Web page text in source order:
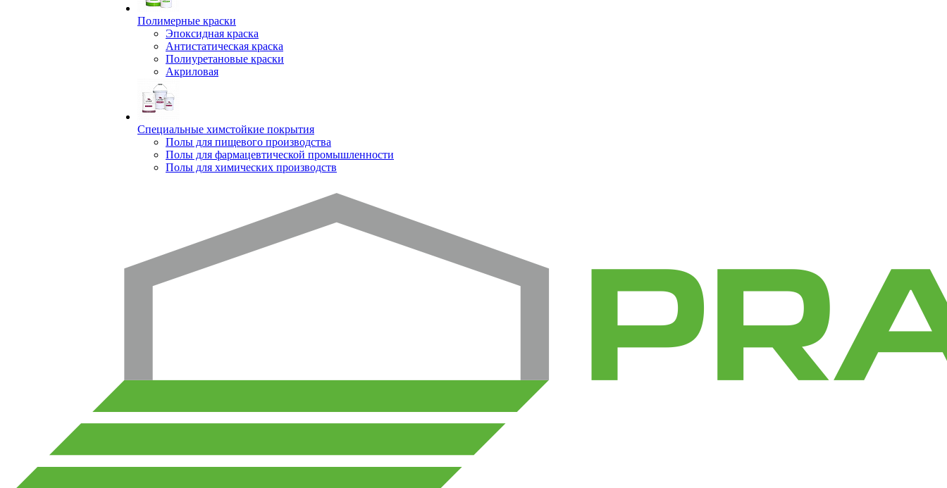
Полимерные краски
Эпоксидная краска
Антистатическая краска
Полиуретановые краски
Акриловая
Специальные химстойкие покрытия
Полы для пищевого производства
Полы для фармацевтической промышленности
Полы для химических производств